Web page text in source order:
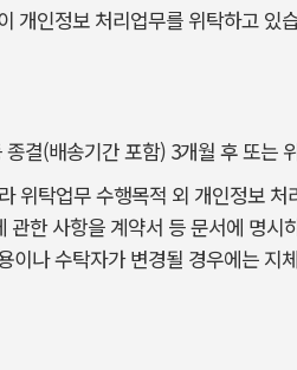
개인정보 처리업무를 위탁하고 있
결(배송기간 포함) 3개월 후 또는
위탁업무 수행목적 외 개인정보 처
한 사항을 계약서 등 문서에 명시
나 수탁자가 변경될 경우에는 지